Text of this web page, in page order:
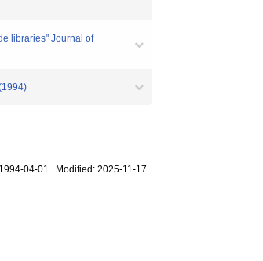
libraries" Journal of
04-01 Modified: 2025-11-17